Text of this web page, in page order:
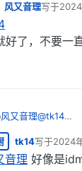
风又音理写于
最后由 编
好了，不要一
风又音理@tk14
tk14写于2024
最后由 编辑
音理 好像是